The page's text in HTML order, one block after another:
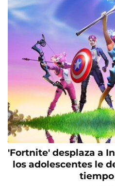
'Fortnite' desplaza a
los adolescentes le